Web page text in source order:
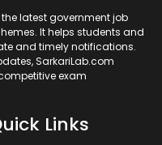
latest government job
It helps students and
and timely notifications.
SarkariLab.com
exam
Links